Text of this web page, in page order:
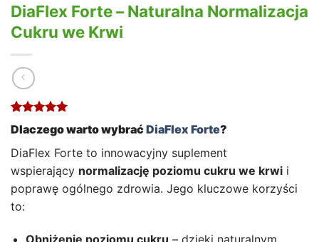
DiaFlex Forte – Naturalna Normalizacja
Cukru we Krwi
Rated
out of 5
based on
1
customer
rating
Dlaczego warto wybrać DiaFlex Forte?
DiaFlex Forte to innowacyjny suplement
wspierający normalizację poziomu cukru we krwi i
poprawę ogólnego zdrowia. Jego kluczowe korzyści
to: